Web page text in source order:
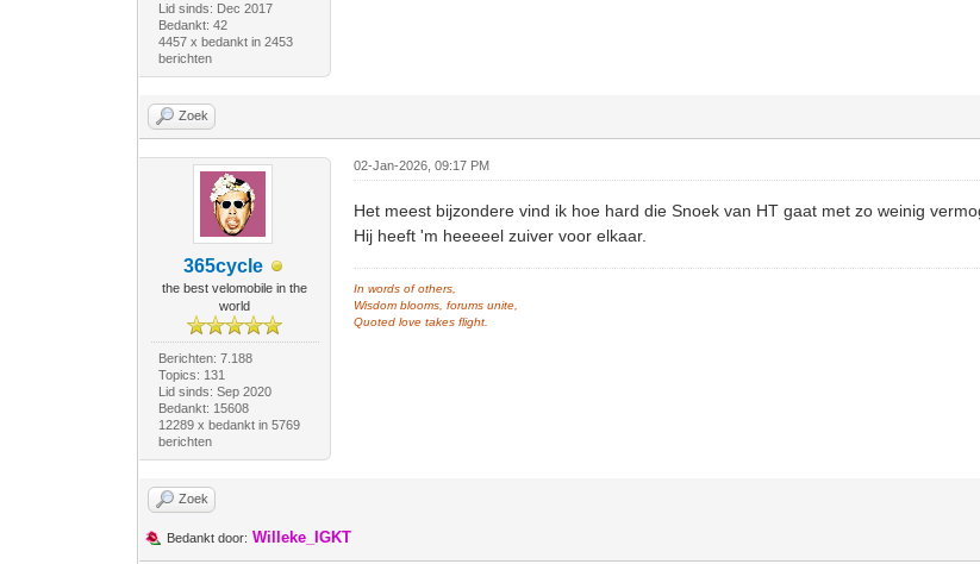
Lid sinds: Dec 2017
Bedankt: 42
4457 x bedankt in 2453
berichten
Zoek
365cycle
the best velomobile in the
world
Berichten: 7.188
Topics: 131
Lid sinds: Sep 2020
Bedankt: 15608
12289 x bedankt in 5769
berichten
02-Jan-2026, 09:17 PM
Het meest bijzondere vind ik hoe hard die Snoek van HT gaat met zo weinig
Hij heeft 'm heeeeel zuiver voor elkaar.
In words of others,
Wisdom blooms, forums unite,
Quoted love takes flight.
Zoek
Bedankt door: Willeke_IGKT